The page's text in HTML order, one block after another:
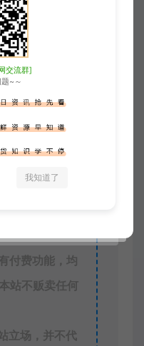
限用于学习和
用途。如有侵
付费功能，均
站不贩卖任何
立场，并不代
交流群]
~～
我知道了